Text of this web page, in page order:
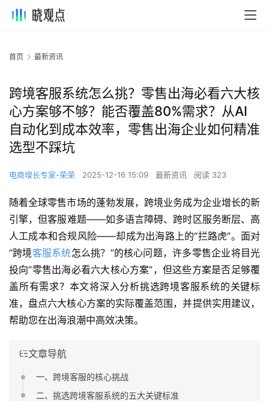
首页 最新资讯
跨境客服系统怎么挑？零售出海必看六大核
心方案够不够？能否覆盖80%需求？从AI
自动化到成本效率，零售出海企业如何精准
选型不踩坑
电商增长专家-荣荣 2025-12-16 15:09 最新资讯 阅读 323
随着全球零售市场的蓬勃发展，跨境业务成为企业增长的新
引擎，但客服难题——如多语言障碍、跨时区服务断层、高
人工成本和合规风险——却成为出海路上的“拦路虎”。面对
“跨境客服系统怎么挑？”的核心问题，许多零售企业将目光
投向“零售出海必看六大核心方案”，但这些方案是否足够覆
盖所有需求？本文将深入分析挑选跨境客服系统的关键标
准，盘点六大核心方案的实际覆盖范围，并提供实用建议，
帮助您在出海浪潮中高效决策。
文章导航
一、跨境客服的核心挑战
二、挑选跨境客服系统的五大关键标准